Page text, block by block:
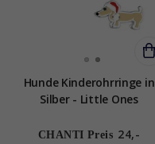
Hunde Kinderohrringe in
Silber - Little Ones
CHANTI Preis 24,-